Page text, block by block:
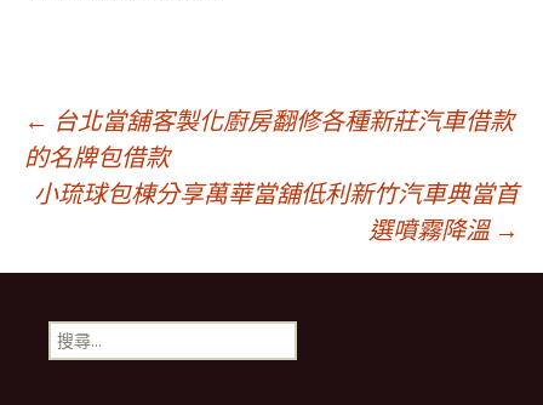
文
章
導
航
← 台北當舖客製化廚房翻修各種新莊汽車借款
的名牌包借款
小琉球包棟分享萬華當舖低利新竹汽車典當首
選噴霧降溫 →
搜
尋